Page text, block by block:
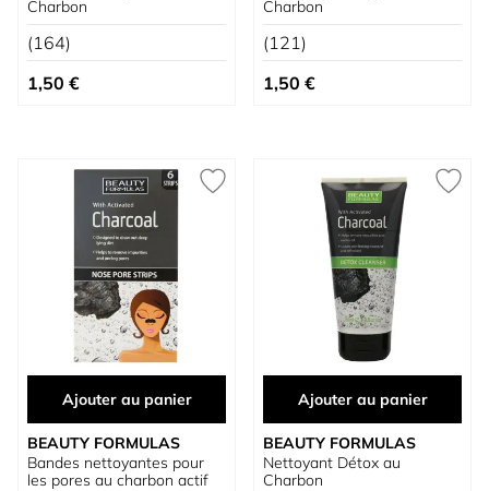
Charbon
(164)
1,50 €
Charbon
(121)
1,50 €
Ajouter au panier
BEAUTY FORMULAS
Bandes nettoyantes pour
les pores au charbon actif
Ajouter au panier
BEAUTY FORMULAS
Nettoyant Détox au
Charbon